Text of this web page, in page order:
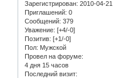
Зарегистрирован: 2010-04-21
Приглашений: 0
Сообщений: 379
Уважение: [+4/-0]
Позитив: [+1/-0]
Пол: Мужской
Провел на форуме:
4 дня 15 часов
Последний визит: